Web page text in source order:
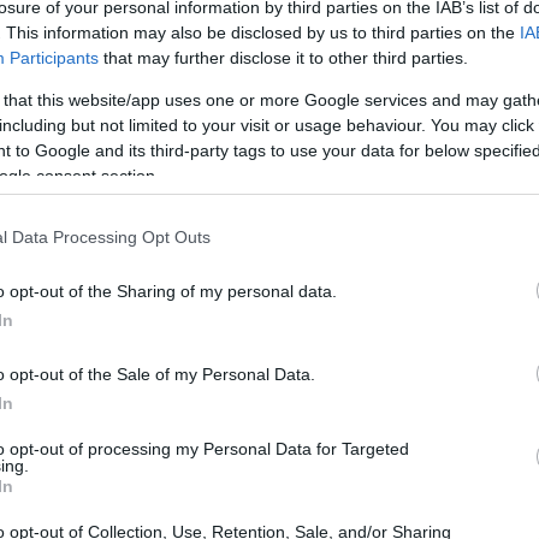
of your personal information by third parties on the IAB’s list of
This information may also be disclosed by us to third parties on the
Participants that may further disclose it to other third parties.
that this website/app uses one or more Google services and may
but not limited to your visit or usage behaviour. You may
to Google and its third-party tags to use your data for below
consent section.
Data Processing Opt Outs
opt-out of the Sharing of my personal data.
opt-out of the Sale of my Personal Data.
opt-out of processing my Personal Data for Targeted
opt-out of Collection, Use, Retention, Sale, and/or Sharing
Europe - Yamaha Music
Yamaha Music